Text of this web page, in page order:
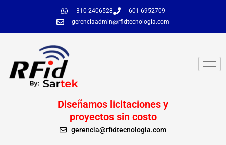
310 2406528
601 6952709
gerenciaadmin@rfidtecnologia.com
Diseñamos licitaciones y
proyectos sin costo
gerencia@rfidtecnologia.com